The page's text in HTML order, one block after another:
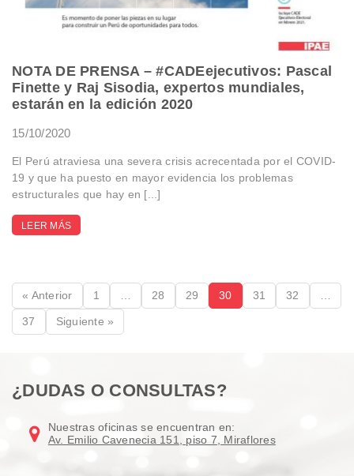
NOTA DE PRENSA – #CADEejecutivos: Pascal
Finette y Raj Sisodia, expertos mundiales,
estarán en la edición 2020
15/10/2020
El Perú atraviesa una severa crisis acrecentada por el COVID-
19 y que ha puesto en mayor evidencia los problemas
estructurales que hay en [...]
LEER MÁS
« Anterior 1 … 28 29 30 31 32 …
37 Siguiente »
¿DUDAS O CONSULTAS?
Nuestras oficinas se encuentran en:
Av. Emilio Cavenecia 151, piso 7, Miraflores